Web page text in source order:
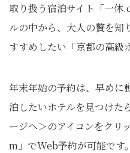
取り扱う宿泊サイト「一
ルの中から、大人の贅を知
すすめしたい「京都の高級
年末年始の予約は、早めに
泊したいホテルを見つけた
ージへ＞のアイコンをクリ
m」でWeb予約が可能です。